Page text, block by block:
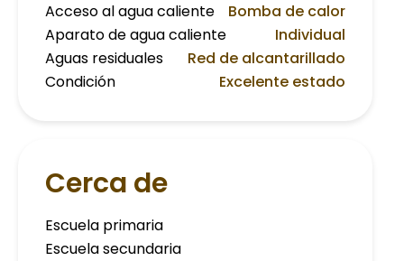
Acceso al agua caliente
Bomba de calor
Aparato de agua caliente
Individual
Aguas residuales
Red de alcantarillado
Condición
Excelente estado
Cerca de
Escuela primaria
Escuela secundaria